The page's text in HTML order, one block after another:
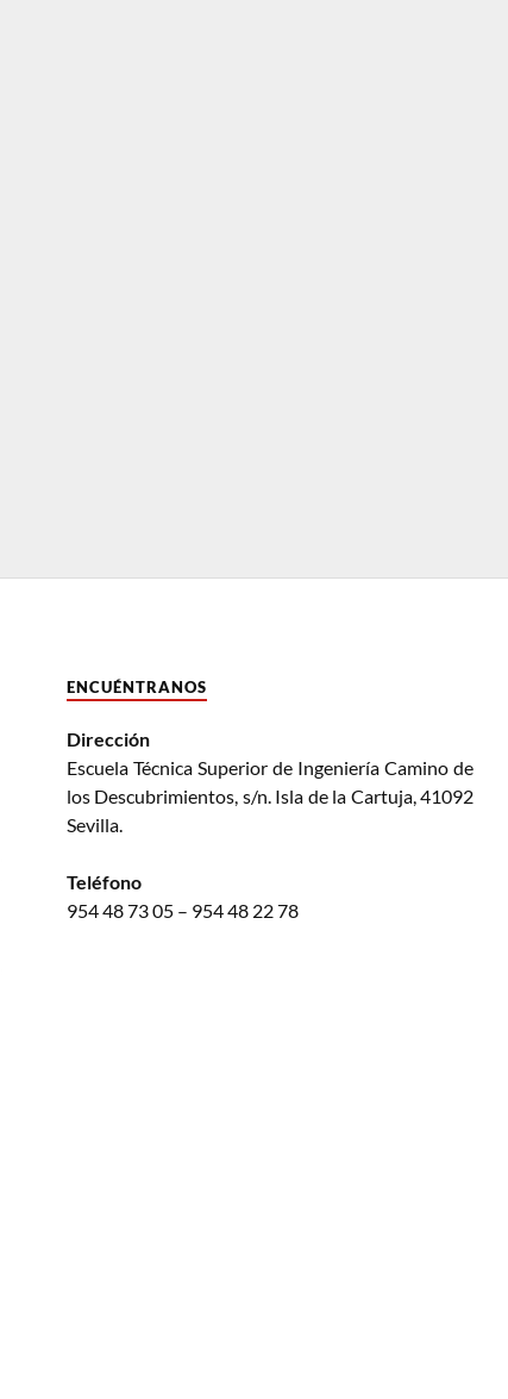
ENCUÉNTRANOS
Dirección
Escuela Técnica Superior de Ingeniería Camino de
los Descubrimientos, s/n. Isla de la Cartuja, 41092
Sevilla.
Teléfono
954 48 73 05 – 954 48 22 78